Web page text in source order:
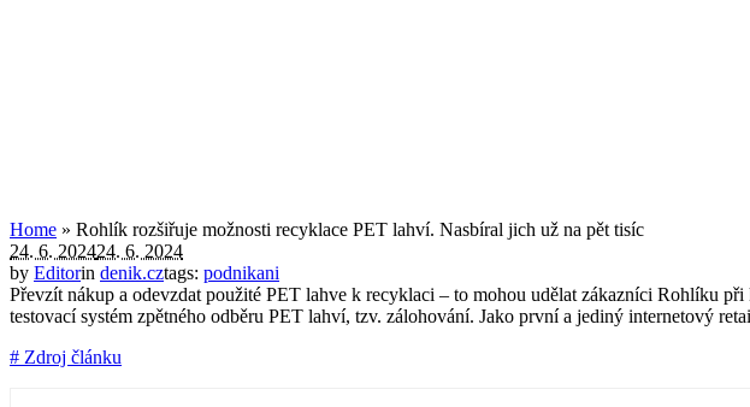
Home » Rohlík rozšiřuje možnosti recyklace PET lahví. Nasbíral jich už na pět tisíc
24. 6. 202424. 6. 2024
by Editorin denik.cztags: podnikani
Převzít nákup a odevzdat použité PET lahve k recyklaci – to mohou udělat zákazníci Rohlíku
testovací systém zpětného odběru PET lahví, tzv. zálohování. Jako první a jediný internetový
# Zdroj článku